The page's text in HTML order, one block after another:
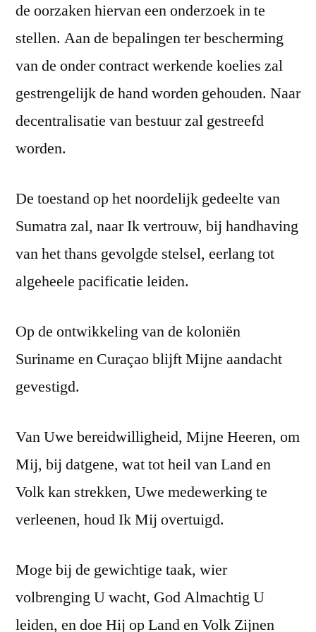
de oorzaken hiervan een onderzoek in te
stellen. Aan de bepalingen ter bescherming
van de onder contract werkende koelies zal
gestrengelijk de hand worden gehouden. Naar
decentralisatie van bestuur zal gestreefd
worden.
De toestand op het noordelijk gedeelte van
Sumatra zal, naar Ik vertrouw, bij handhaving
van het thans gevolgde stelsel, eerlang tot
algeheele pacificatie leiden.
Op de ontwikkeling van de koloniën
Suriname en Curaçao blijft Mijne aandacht
gevestigd.
Van Uwe bereidwilligheid, Mijne Heeren, om
Mij, bij datgene, wat tot heil van Land en
Volk kan strekken, Uwe medewerking te
verleenen, houd Ik Mij overtuigd.
Moge bij de gewichtige taak, wier
volbrenging U wacht, God Almachtig U
leiden, en doe Hij op Land en Volk Zijnen